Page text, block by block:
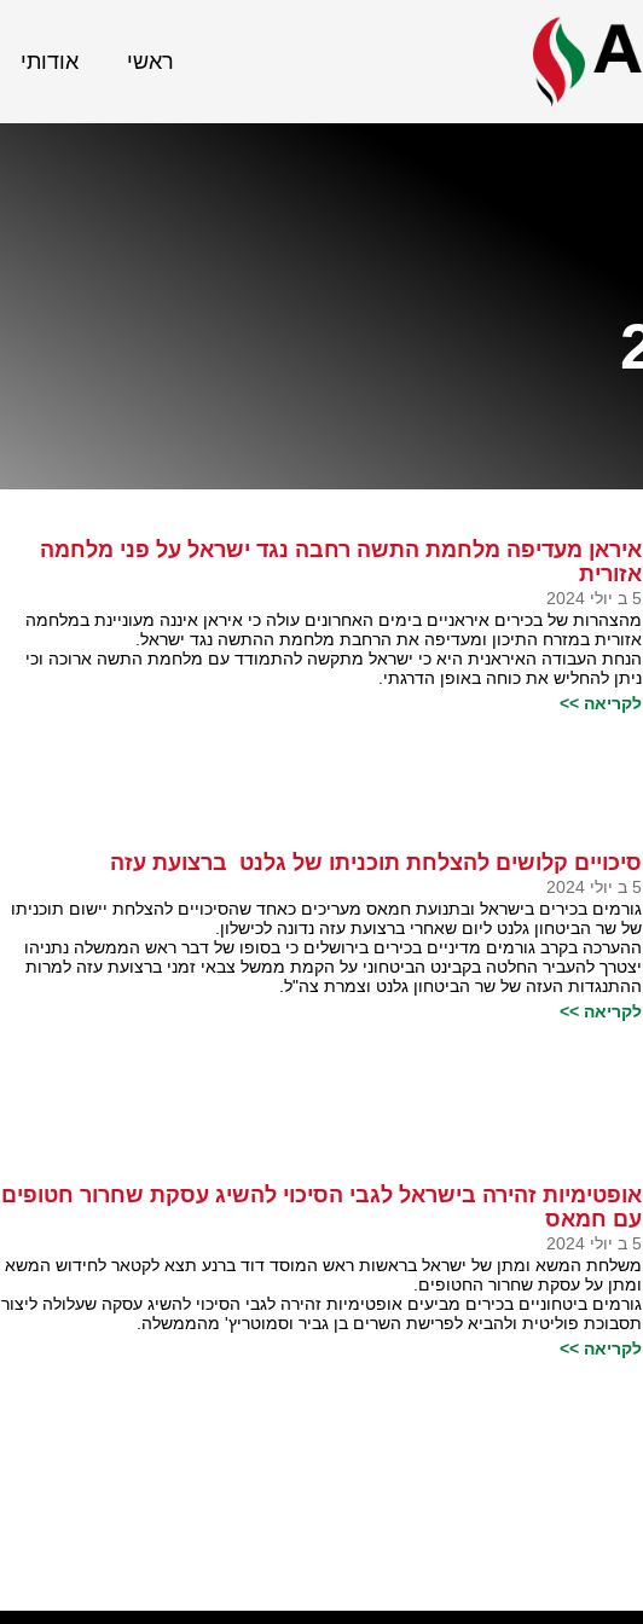
ראשי אודותי
איראן מעדיפה מלחמת התשה רחבה נגד ישראל על פני מלחמה
אזורית
5 ב יולי 2024
מהצהרות של בכירים איראניים בימים האחרונים עולה כי איראן איננה מעוניינת במלחמה
אזורית במזרח התיכון ומעדיפה את הרחבת מלחמת ההתשה נגד ישראל.
הנחת העבודה האיראנית היא כי ישראל מתקשה להתמודד עם מלחמת התשה ארוכה וכי
ניתן להחליש את כוחה באופן הדרגתי.
לקריאה >>
סיכויים קלושים להצלחת תוכניתו של גלנט ברצועת עזה
5 ב יולי 2024
גורמים בכירים בישראל ובתנועת חמאס מעריכים כאחד שהסיכויים להצלחת יישום תוכניתו
של שר הביטחון גלנט ליום שאחרי ברצועת עזה נדונה לכישלון.
ההערכה בקרב גורמים מדיניים בכירים בירושלים כי בסופו של דבר ראש הממשלה נתניהו
יצטרך להעביר החלטה בקבינט הביטחוני על הקמת ממשל צבאי זמני ברצועת עזה למרות
ההתנגדות העזה של שר הביטחון גלנט וצמרת צה"ל.
לקריאה >>
אופטימיות זהירה בישראל לגבי הסיכוי להשיג עסקת שחרור חטופים
עם חמאס
5 ב יולי 2024
משלחת המשא ומתן של ישראל בראשות ראש המוסד דוד ברנע תצא לקטאר לחידוש המשא
ומתן על עסקת שחרור החטופים.
גורמים ביטחוניים בכירים מביעים אופטימיות זהירה לגבי הסיכוי להשיג עסקה שעלולה ליצור
תסבוכת פוליטית ולהביא לפרישת השרים בן גביר וסמוטריץ' מהממשלה.
לקריאה >>